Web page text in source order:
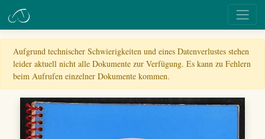
Aufgrund technischer Schwierigkeiten und eines Datenverlustes stehen
leider aktuell nicht alle Dokumente zur Verfügung. Es kann zu Fehlern
beim Aufrufen einzelner Dokumente kommen.